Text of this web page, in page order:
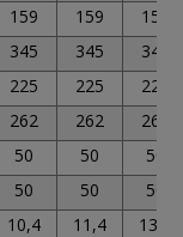
159 159
159
345 345
345
225 225
225
262 262
262
50 50
50
50 50
50
10,4
11,4
13,6